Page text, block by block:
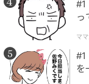
の
#1
っ
マ
#1
を